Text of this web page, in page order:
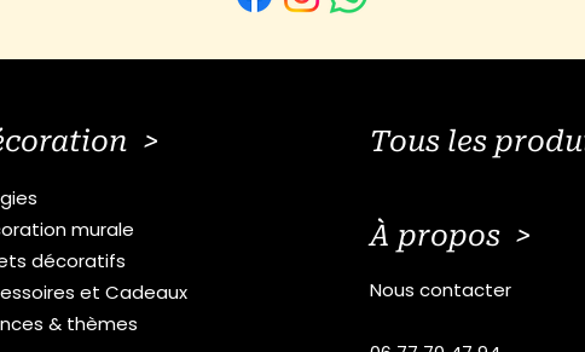
>
murale
décoratifs
et Cadeaux
& thèmes
Tous les
À propos >
Nous contacter